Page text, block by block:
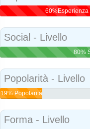
60%Esperienza
Social - Livello
80%
Popolarità - Livello
19% Popolarità
Forma - Livello